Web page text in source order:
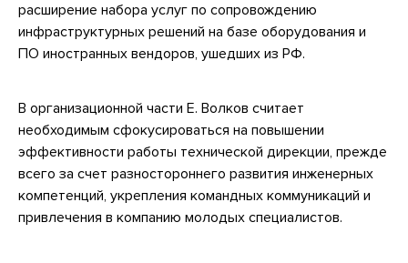
расширение набора услуг по сопровождению
инфраструктурных решений на базе оборудования и
ПО иностранных вендоров, ушедших из РФ.
В организационной части Е. Волков считает
необходимым сфокусироваться на повышении
эффективности работы технической дирекции, прежде
всего за счет разностороннего развития инженерных
компетенций, укрепления командных коммуникаций и
привлечения в компанию молодых специалистов.